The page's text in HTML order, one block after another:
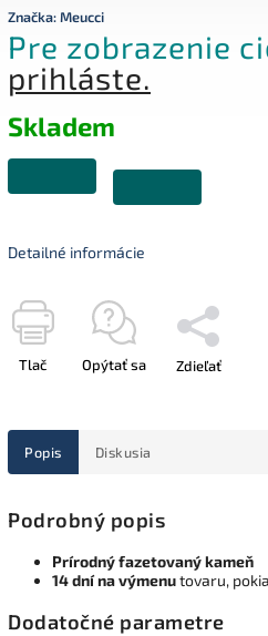
Značka:Meucci
Pre zobrazenie
prihláste.
Skladem
Detailné informácie
Tlač Opýtať sa Zdieľať
Popis Diskusia
Podrobný popis
Prírodný fazetovaný kameň
14 dní na výmenutovaru,
Dodatočné parametre